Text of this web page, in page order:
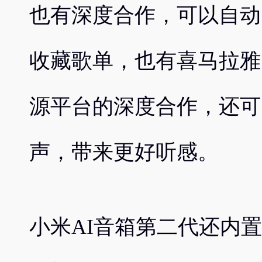
也有深度合作，可以自
收藏歌单，也有喜马拉
源平台的深度合作，还
声，带来更好听感。
小米AI音箱第二代还内